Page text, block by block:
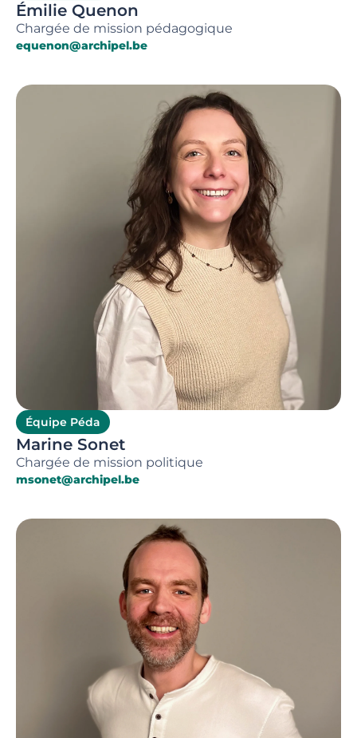
Émilie Quenon
Chargée de mission pédagogique
equenon@archipel.be
Équipe Péda
Marine Sonet
Chargée de mission politique
msonet@archipel.be